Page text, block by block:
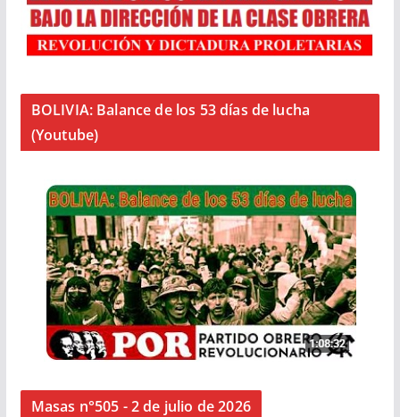
BOLIVIA: Balance de los 53 días de lucha
(Youtube)
Masas n°505 - 2 de julio de 2026